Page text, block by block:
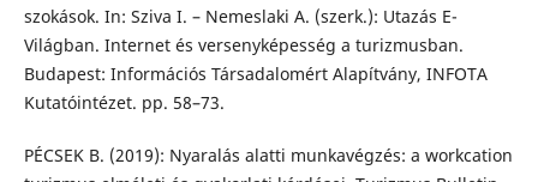
szokások. In: Sziva I. – Nemeslaki A. (szerk.): Utazás E-
Világban. Internet és versenyképesség a turizmusban.
Budapest: Információs Társadalomért Alapítvány, INFOTA
Kutatóintézet. pp. 58–73.
PÉCSEK B. (2019): Nyaralás alatti munkavégzés: a workcation